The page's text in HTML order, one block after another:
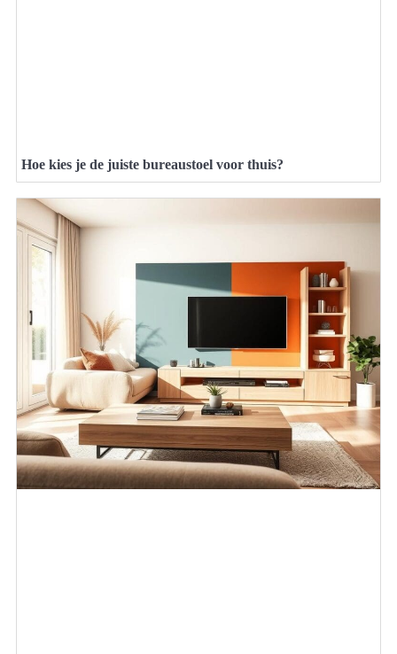
Hoe kies je de juiste bureaustoel voor thuis?